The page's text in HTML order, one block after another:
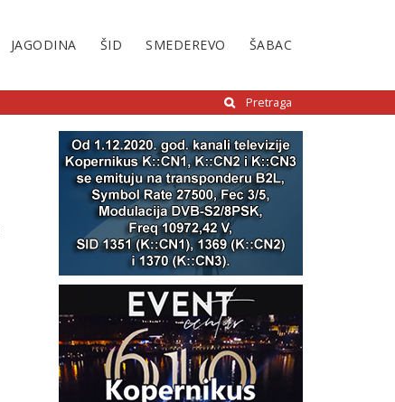
JAGODINA ŠID SMEDEREVO ŠABAC
Pretraga